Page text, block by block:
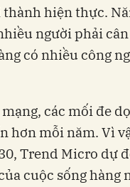
hiện thực.
người phải
có nhiều công
các mối đe
hơn mỗi năm. Vì
Trend Micro dự
cuộc sống hàng